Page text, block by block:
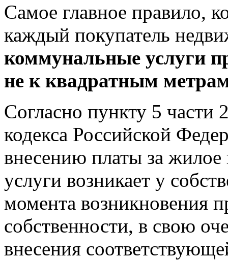
Самое главное правило,
каждый покупатель
коммунальные услуги
не к квадратным
Согласно пункту 5
кодекса Российской
внесению платы за
услуги возникает у
момента возникновения
собственности, в свою
внесения